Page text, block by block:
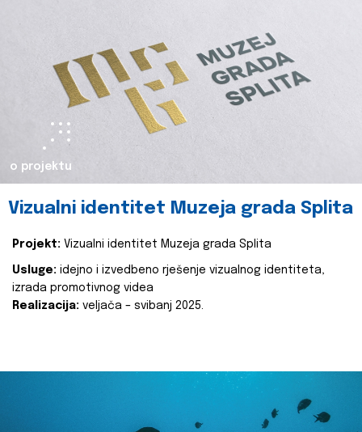
o projektu
Vizualni identitet Muzeja grada Splita
Projekt: Vizualni identitet Muzeja grada Splita
Usluge: idejno i izvedbeno rješenje vizualnog identiteta,
izrada promotivnog videa
Realizacija: veljača – svibanj 2025.